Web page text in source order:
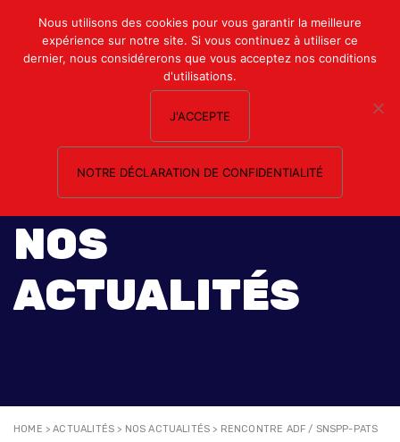
Mon compte
Nous contacter
NOS
ACTUALITÉS
HOME >ACTUALITÉS > NOS ACTUALITÉS > RENCONTRE ADF / SNSPP-PATS
Nous utilisons des cookies pour vous garantir la meilleure
expérience sur notre site. Si vous continuez à utiliser ce
dernier, nous considérerons que vous acceptez nos conditions
d'utilisations.
J'ACCEPTE
NOTRE DÉCLARATION DE CONFIDENTIALITÉ